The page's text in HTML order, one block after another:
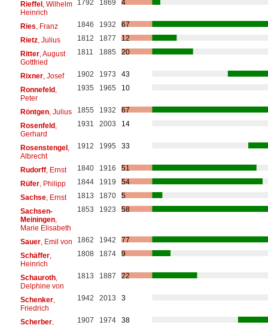
Rieffel, Wilhelm
Heinrich
1792 1869 4
Ries , Franz 1846 1932
67
Rietz, Julius 1812 1877
12
Ritter, August
Gottfried
1811 1885 20
Rixner, Josef 1902 1973
43
Ronnefeld,
Peter
1935 1965 10
Röntgen, Julius 1855 1932
67
Rosenfeld,
Gerhard
1931 2003 14
Rosenstengel,
Albrecht
1912 1995 33
Rudorff, Ernst 1840 1916
51
Rüfer, Philipp 1844 1919
54
Sachse, Ernst 1813 1870
5
Sachsen-
Meiningen,
Marie Elisabeth
1853 1923 58
Sauer, Emil von 1862 1942
77
Schäffer,
Heinrich
1808 1874 9
Schauroth,
Delphine von
1813 1887 22
Schenker,
Friedrich
1942 2013 3
Scherber,
1907 1974 38